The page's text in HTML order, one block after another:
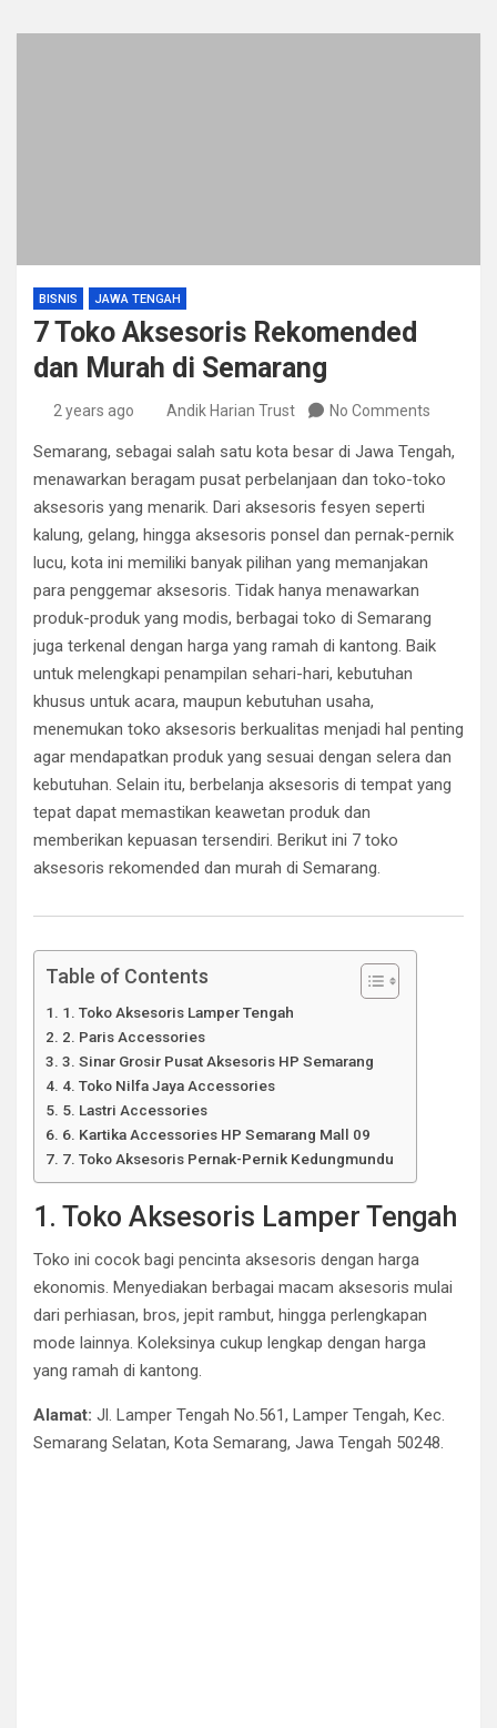
BISNIS JAWA TENGAH
7 Toko Aksesoris Rekomended
dan Murah di Semarang
2 years ago Andik Harian Trust No Comments
Semarang, sebagai salah satu kota besar di Jawa Tengah,
menawarkan beragam pusat perbelanjaan dan toko-toko
aksesoris yang menarik. Dari aksesoris fesyen seperti
kalung, gelang, hingga aksesoris ponsel dan pernak-pernik
lucu, kota ini memiliki banyak pilihan yang memanjakan
para penggemar aksesoris. Tidak hanya menawarkan
produk-produk yang modis, berbagai toko di Semarang
juga terkenal dengan harga yang ramah di kantong. Baik
untuk melengkapi penampilan sehari-hari, kebutuhan
khusus untuk acara, maupun kebutuhan usaha,
menemukan toko aksesoris berkualitas menjadi hal penting
agar mendapatkan produk yang sesuai dengan selera dan
kebutuhan. Selain itu, berbelanja aksesoris di tempat yang
tepat dapat memastikan keawetan produk dan
memberikan kepuasan tersendiri. Berikut ini 7 toko
aksesoris rekomended dan murah di Semarang.
Table of Contents
1. Toko Aksesoris Lamper Tengah
2. Paris Accessories
3. Sinar Grosir Pusat Aksesoris HP Semarang
4. Toko Nilfa Jaya Accessories
5. Lastri Accessories
6. Kartika Accessories HP Semarang Mall 09
7. Toko Aksesoris Pernak-Pernik Kedungmundu
1. Toko Aksesoris Lamper Tengah
Toko ini cocok bagi pencinta aksesoris dengan harga
ekonomis. Menyediakan berbagai macam aksesoris mulai
dari perhiasan, bros, jepit rambut, hingga perlengkapan
mode lainnya. Koleksinya cukup lengkap dengan harga
yang ramah di kantong.
Alamat: Jl. Lamper Tengah No.561, Lamper Tengah, Kec.
Semarang Selatan, Kota Semarang, Jawa Tengah 50248.